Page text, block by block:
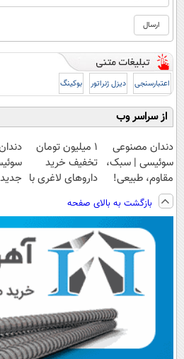
اعتبارسنجی دیزل ژنراتور بوکینگ
از سراسر وب
دندان مصنوعی
سوئیسی | سبک،
مقاوم، طبیعی!
ویزیت
رایگان+پرداخت
اقساطی😍
1 میلیون تومان
تخفیف خرید
داروهای لاغری با
داروخانه و پک
یخ!
بازگشت به بالای صفحه